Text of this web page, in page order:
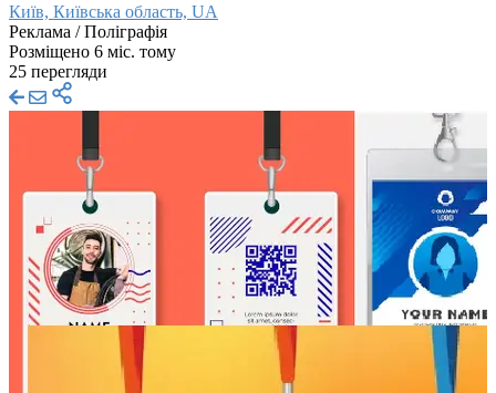
Київ, Київська область, UA
Реклама / Поліграфія
Розміщено 6 міс. тому
25 перегляди